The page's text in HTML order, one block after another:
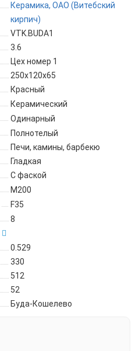
Керамика, ОАО (Витебский
кирпич)
VTK.BUDA1
3.6
Цех номер 1
250х120х65
Красный
Керамический
Одинарный
Полнотелый
Печи, камины, барбекю
Гладкая
С фаской
М200
F35
8
0.529
330
512
52
Буда-Кошелево